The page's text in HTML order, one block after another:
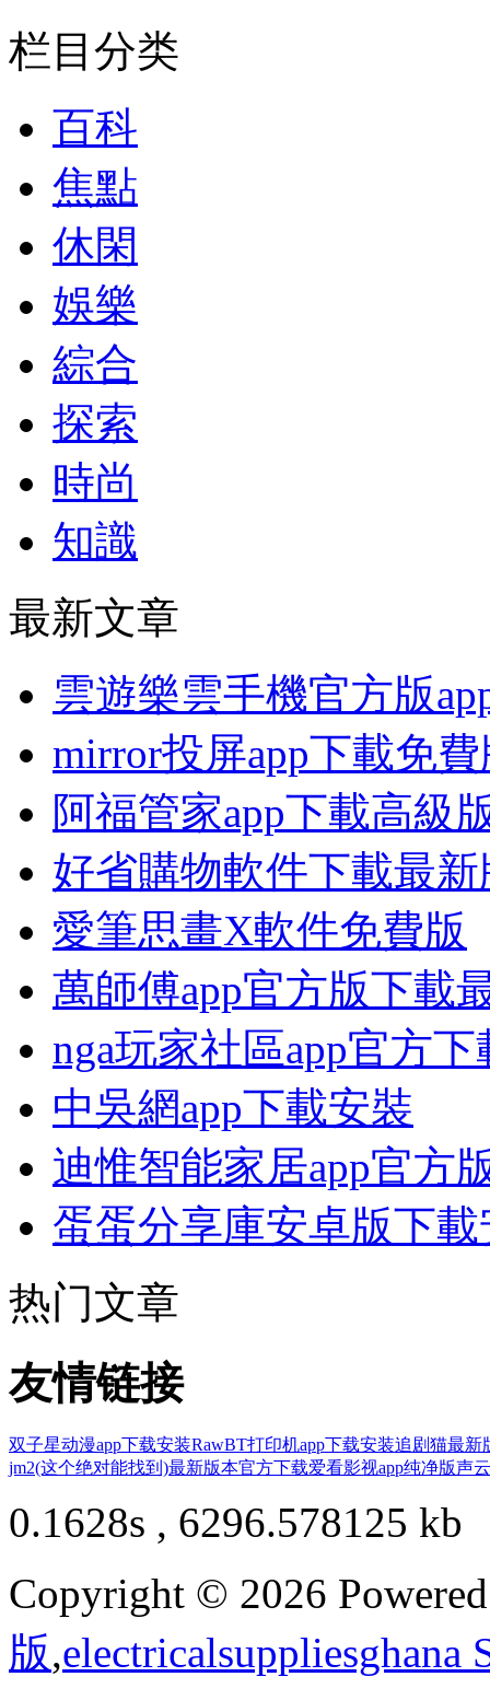
栏目分类
百科
焦點
休閑
娛樂
綜合
探索
時尚
知識
最新文章
雲遊樂雲手機官方版
mirror投屏app下載免
阿福管家app下載高級
好省購物軟件下載最新
愛筆思畫X軟件免費版
萬師傅app官方版下載
nga玩家社區app官方下
中吳網app下載安裝
迪惟智能家居app官方
蛋蛋分享庫安卓版下
热门文章
友情链接
双子星动漫app下载安装RawBT打印机app下载安装追剧猫最新
jm2(这个绝对能找到)最新版本官方下载爱看影视app纯净版声
0.1628s , 6296.578125 kb
Copyright © 2026
版,electricalsuppliesghana